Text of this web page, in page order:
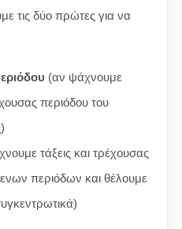
τις δύο πρώτες για να
(αν ψάχνουμε
περιόδου του
τάξεις και τρέχουσας
περιόδων και θέλουμε